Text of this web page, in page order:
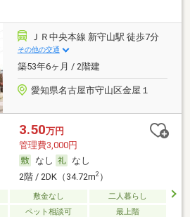
ＪＲ中央本線 新守山駅 徒歩7分
その他の交通
築53年6ヶ月 / 2階建
愛知県名古屋市守山区金屋１
3.50万円
管理費3,000円
なし
なし
2階 / 2DK（34.72m2）
敷金なし
二人暮らし
ペット相談可 最上階